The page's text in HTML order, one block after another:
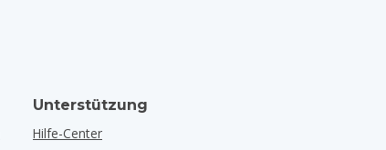
Unterstützung
Hilfe-Center